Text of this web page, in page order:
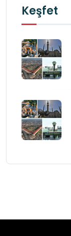
Keşfet